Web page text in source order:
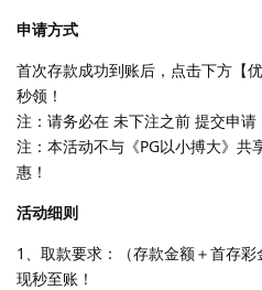
申请方式
首次存款成功到账后，点击下方【
秒领！
注：请务必在 未下注之前 提交申请
注：本活动不与《PG以小搏大》共
惠！
活动细则
1、取款要求：（存款金额＋首存
现秒至账！